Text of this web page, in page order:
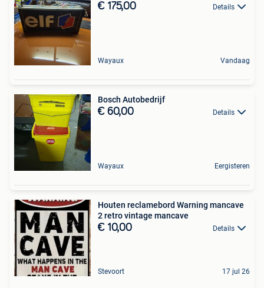
€ 175,00 Details
Wayaux Vandaag
Bosch Autobedrijf
€ 60,00 Details
Wayaux Eergisteren
Houten reclamebord Warning mancave
2 retro vintage mancave
€ 10,00 Details
Stevoort 17 jul 26